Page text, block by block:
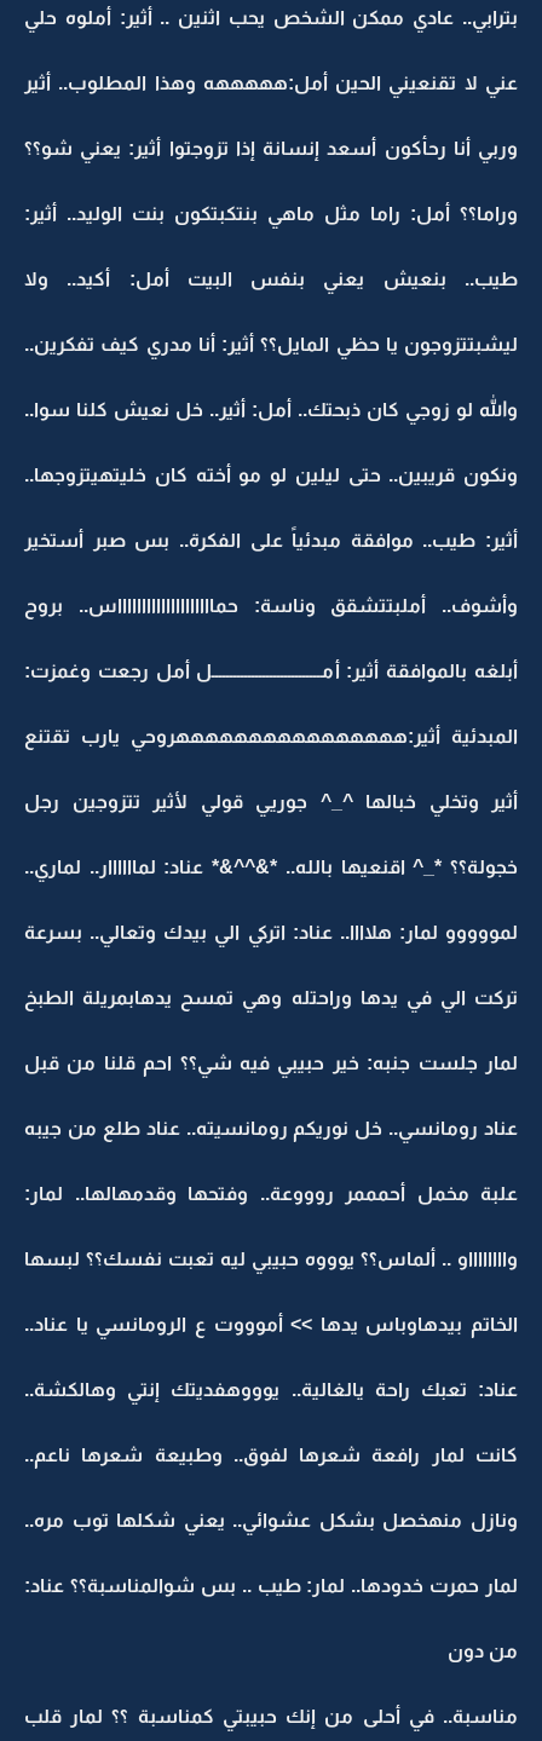
بترابي.. عادي ممكن الشخص يحب اثنين .. أثير: أملوه حلي
عني لا تقنعيني الحين أمل:هههههه وهذا المطلوب.. أثير
وربي أنا رحأكون أسعد إنسانة إذا تزوجتوا أثير: يعني شو؟؟
وراما؟؟ أمل: راما مثل ماهي بنتكبتكون بنت الوليد.. أثير:
طيب.. بنعيش يعني بنفس البيت أمل: أكيد.. ولا
ليشبتتزوجون يا حظي المايل؟؟ أثير: أنا مدري كيف تفكرين..
والله لو زوجي كان ذبحتك.. أمل: أثير.. خل نعيش كلنا سوا..
ونكون قريبين.. حتى ليلين لو مو أخته كان خليتهيتزوجها..
أثير: طيب.. موافقة مبدئياً على الفكرة.. بس صبر أستخير
وأشوف.. أملبتتشقق وناسة: حمااااااااااااااااااااس.. بروح
أبلغه بالموافقة أثير: أمــــــــــــــــــــــــــــــل أمل رجعت وغمزت:
المبدئية أثير:ههههههههههههههههروحي يارب تقتنع
أثير وتخلي خبالها ^_^ جوريي قولي لأثير تتزوجين رجل
خجولة؟؟ *_^ اقنعيها بالله.. *&^^&* عناد: لماااااار.. لماري..
لمووووو لمار: هلاااا.. عناد: اتركي الي بيدك وتعالي.. بسرعة
تركت الي في يدها وراحتله وهي تمسح يدهابمريلة الطبخ
لمار جلست جنبه: خير حبيبي فيه شي؟؟ احم قلنا من قبل
عناد رومانسي.. خل نوريكم رومانسيته.. عناد طلع من جيبه
علبة مخمل أحمممر روووعة.. وفتحها وقدمهالها.. لمار:
وااااااااو .. ألماس؟؟ يوووه حبيبي ليه تعبت نفسك؟؟ لبسها
الخاتم بيدهاوباس يدها >> أموووت ع الرومانسي يا عناد..
عناد: تعبك راحة يالغالية.. يوووهفديتك إنتي وهالكشة..
كانت لمار رافعة شعرها لفوق.. وطبيعة شعرها ناعم..
ونازل منهخصل بشكل عشوائي.. يعني شكلها توب مره..
لمار حمرت خدودها.. لمار: طيب .. بس شوالمناسبة؟؟ عناد:
من دون
مناسبة.. في أحلى من إنك حبيبتي كمناسبة ؟؟ لمار قلب